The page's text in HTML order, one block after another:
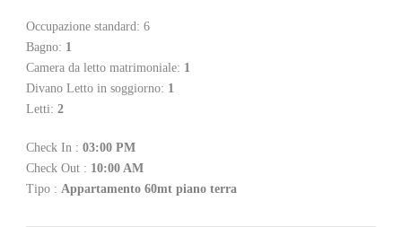
Occupazione standard: 6
Bagno: 1
Camera da letto matrimoniale: 1
Divano Letto in soggiorno: 1
Letti: 2
Check In : 03:00 PM
Check Out : 10:00 AM
Tipo : Appartamento 60mt piano terra